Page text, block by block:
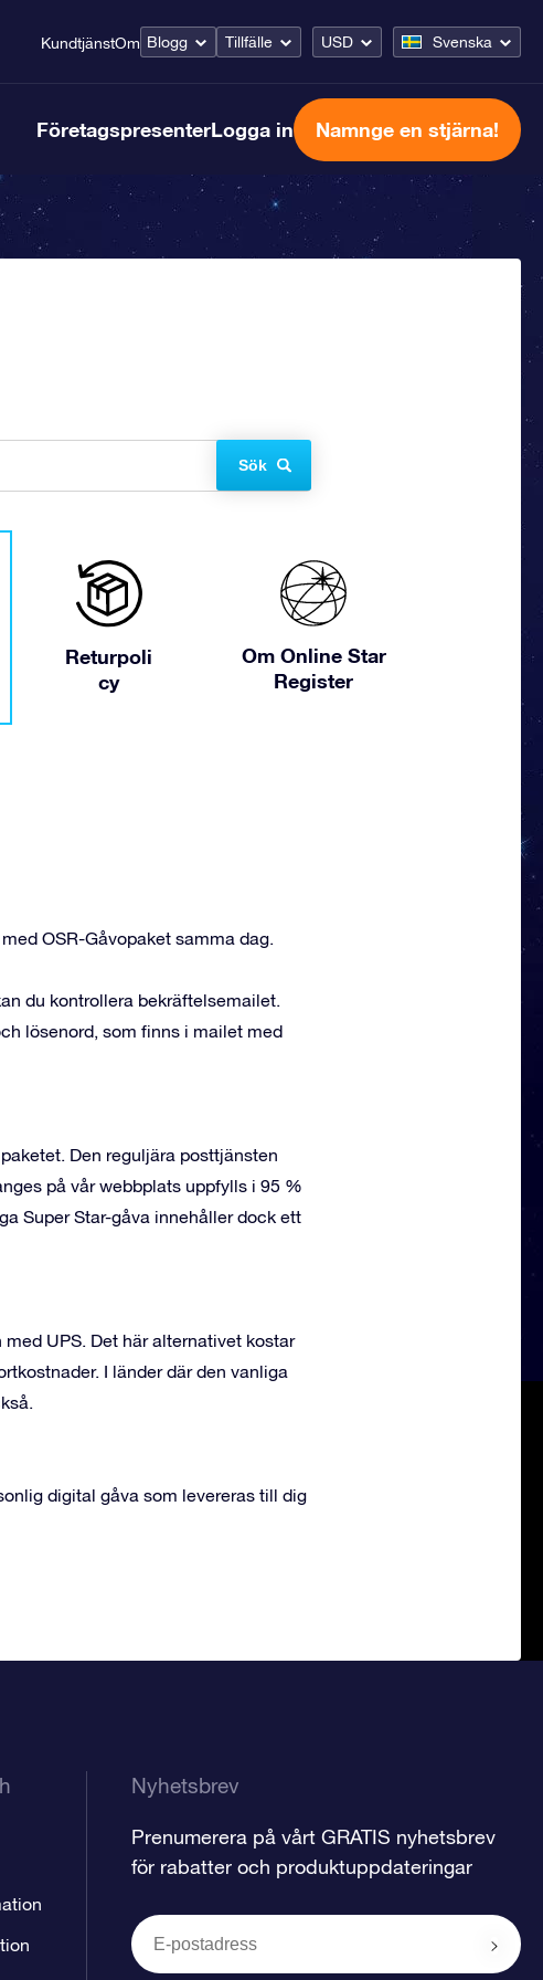
KundtjänstOm Blogg Tillfälle USD Svenska
FöretagspresenterLogga in Namnge en stjärna!
Sök
Returpoli
cy
Om Online Star
Register
OSR-Gåvopaket samma dag.
du kontrollera bekräftelsemailet.
lösenord, som finns i mailet med
Den reguljära posttjänsten
på vår webbplats uppfylls i 95 %
Super Star-gåva innehåller dock ett
UPS. Det här alternativet kostar
I länder där den vanliga
digital gåva som levereras till dig
Nyhetsbrev
Prenumerera på vårt GRATIS nyhetsbrev
för rabatter och produktuppdateringar